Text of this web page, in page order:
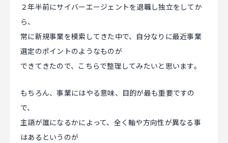
２年半前にサイバーエージェントを退職し独立をしてか
ら、
常に新規事業を模索してきた中で、自分なりに最近事業
選定のポイントのようなものが
できてきたので、こちらで整理してみたいと思います。
もちろん、事業にはやる意味、目的が最も重要ですの
で、
主語が誰になるかによって、全く軸や方向性が異なる事
はあるというのが